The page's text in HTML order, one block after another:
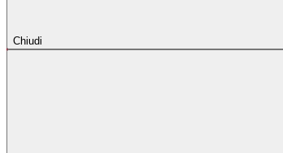
Chiudi